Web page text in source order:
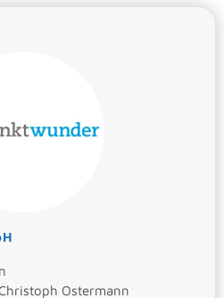
Ostermann